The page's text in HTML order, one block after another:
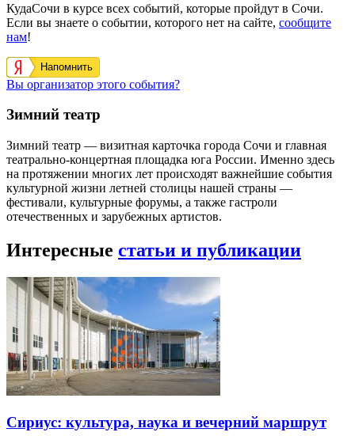
КудаСочи в курсе всех событий, которые пройдут в Сочи.
Если вы знаете о событии, которого нет на сайте, сообщите
нам!
Напомнить
Вы организатор этого события?
Зимний театр
Зимний театр — визитная карточка города Сочи и главная
театрально-концертная площадка юга России. Именно здесь
на протяжении многих лет происходят важнейшие события
культурной жизни летней столицы нашей страны —
фестивали, культурные форумы, а также гастроли
отечественных и зарубежных артистов.
Интересные статьи и публикации
Сириус: культура, наука и вечерний маршрут